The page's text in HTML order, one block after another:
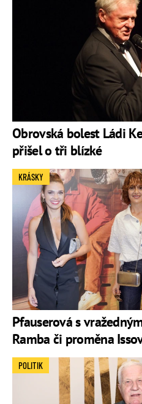
Obrovská bolest Ládi
přišel o tři blízké
Pfauserová s
Ramba či proměna
KRÁSKY
POLITIK